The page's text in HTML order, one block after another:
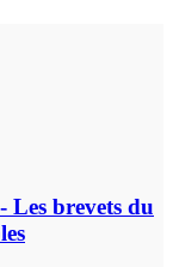
brevets du